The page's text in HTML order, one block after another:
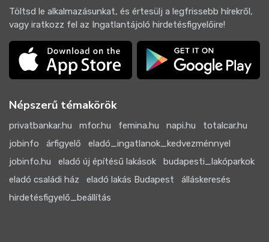
Töltsd le alkalmazásunkat, és értesülj a legfrissebb hírekről,
vagy iratkozz fel az Ingatlantájoló hirdetésfigyelőire!
Népszerű témakörök
privatbankar.hu mfor.hu femina.hu napi.hu
totalcar.hu
jobinfo
árfigyelő
eladó_ingatlanok_kedvezménnyel
jobinfo.hu
eladó új építésű lakások
budapesti_lakóparkok
eladó családi ház
eladó lakás Budapest
álláskeresés
hirdetésfigyelő_beállítás